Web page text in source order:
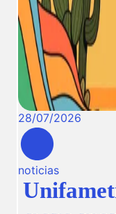
28/07/2026
noticias